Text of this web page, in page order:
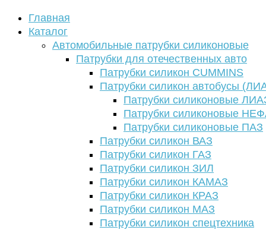
Главная
Каталог
Автомобильные патрубки силиконовые
Патрубки для отечественных авто
Патрубки силикон CUMMINS
Патрубки силикон автобусы
Патрубки силиконовые
Патрубки силиконовые
Патрубки силиконовые ПАЗ
Патрубки силикон ВАЗ
Патрубки силикон ГАЗ
Патрубки силикон ЗИЛ
Патрубки силикон КАМАЗ
Патрубки силикон КРАЗ
Патрубки силикон МАЗ
Патрубки силикон спецтехника